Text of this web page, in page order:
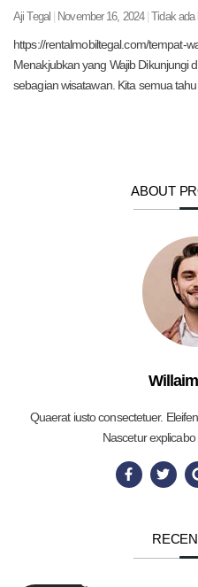
Aji Tegal November 16, 2024 Tidak ada
https://rentalmobiltegal.com/tempat-
Menakjubkan yang Wajib Dikunjungi
sebagian wisatawan. Kita semua
ABOUT
Quaerat iusto consectetuer.
Nascetur explicabo